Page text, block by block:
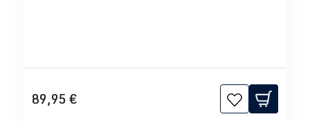
89,95 €